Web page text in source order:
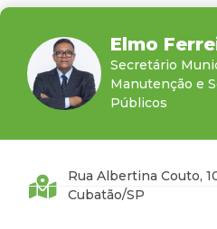
Elmo
Secretário
Manutenção e
Públicos
Rua Albertina Couto,
Cubatão/SP